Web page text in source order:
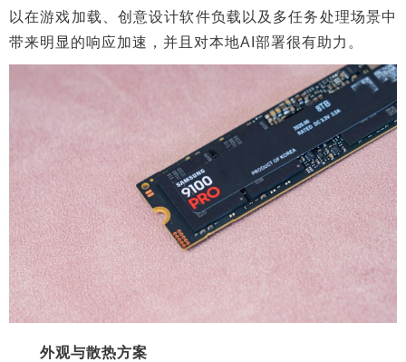
以在游戏加载、创意设计软件负载以及多任务处理场景中
带来明显的响应加速，并且对本地AI部署很有助力。
外观与散热方案